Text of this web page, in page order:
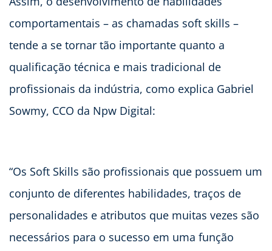
comportamentais – as chamadas soft skills –
tende a se tornar tão importante quanto a
qualificação técnica e mais tradicional de
profissionais da indústria, como explica Gabriel
Sowmy, CCO da Npw Digital:
“Os Soft Skills são profissionais que possuem um
conjunto de diferentes habilidades, traços de
personalidades e atributos que muitas vezes são
necessários para o sucesso em uma função